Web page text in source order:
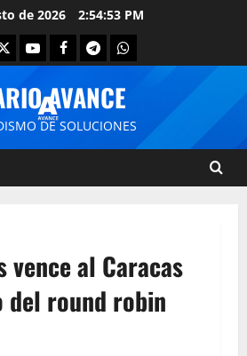
de 2026 2:54:53 PM
AVANCE
DE SOLUCIONES
vence al Caracas
del round robin